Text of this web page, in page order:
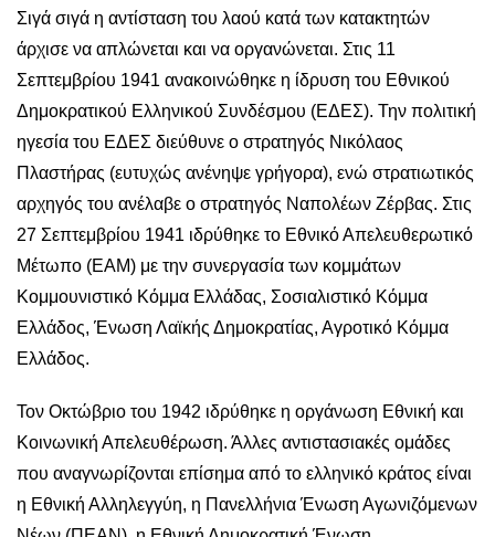
Σιγά σιγά η αντίσταση του λαού κατά των κατακτητών
άρχισε να απλώνεται και να οργανώνεται. Στις 11
Σεπτεμβρίου 1941 ανακοινώθηκε η ίδρυση του Εθνικού
Δημοκρατικού Ελληνικού Συνδέσμου (ΕΔΕΣ). Την πολιτική
ηγεσία του ΕΔΕΣ διεύθυνε ο στρατηγός Νικόλαος
Πλαστήρας (ευτυχώς ανένηψε γρήγορα), ενώ στρατιωτικός
αρχηγός του ανέλαβε ο στρατηγός Ναπολέων Ζέρβας. Στις
27 Σεπτεμβρίου 1941 ιδρύθηκε το Εθνικό Απελευθερωτικό
Μέτωπο (ΕΑΜ) με την συνεργασία των κομμάτων
Κομμουνιστικό Κόμμα Ελλάδας, Σοσιαλιστικό Κόμμα
Ελλάδος, Ένωση Λαϊκής Δημοκρατίας, Αγροτικό Κόμμα
Ελλάδος.
Τον Οκτώβριο του 1942 ιδρύθηκε η οργάνωση Εθνική και
Κοινωνική Απελευθέρωση. Άλλες αντιστασιακές ομάδες
που αναγνωρίζονται επίσημα από το ελληνικό κράτος είναι
η Εθνική Αλληλεγγύη, η Πανελλήνια Ένωση Αγωνιζόμενων